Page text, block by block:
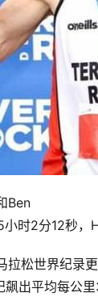
Ben
时2分12秒，
拉松世界纪录
出平均每公